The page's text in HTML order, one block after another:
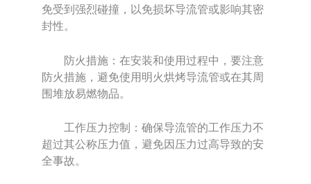
免受到强烈碰撞，以免损坏导流管或影响其密
封性。
防火措施：在安装和使用过程中，要注意
防火措施，避免使用明火烘烤导流管或在其周
围堆放易燃物品。
工作压力控制：确保导流管的工作压力不
超过其公称压力值，避免因压力过高导致的安
全事故。